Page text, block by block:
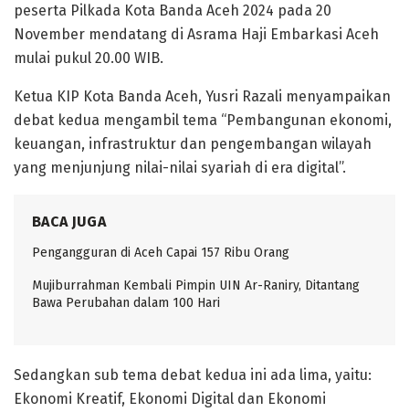
peserta Pilkada Kota Banda Aceh 2024 pada 20
November mendatang di Asrama Haji Embarkasi Aceh
mulai pukul 20.00 WIB.
Ketua KIP Kota Banda Aceh, Yusri Razali menyampaikan
debat kedua mengambil tema “Pembangunan ekonomi,
keuangan, infrastruktur dan pengembangan wilayah
yang menjunjung nilai-nilai syariah di era digital”.
BACA JUGA
Pengangguran di Aceh Capai 157 Ribu Orang
Mujiburrahman Kembali Pimpin UIN Ar-Raniry, Ditantang
Bawa Perubahan dalam 100 Hari
Sedangkan sub tema debat kedua ini ada lima, yaitu:
Ekonomi Kreatif, Ekonomi Digital dan Ekonomi